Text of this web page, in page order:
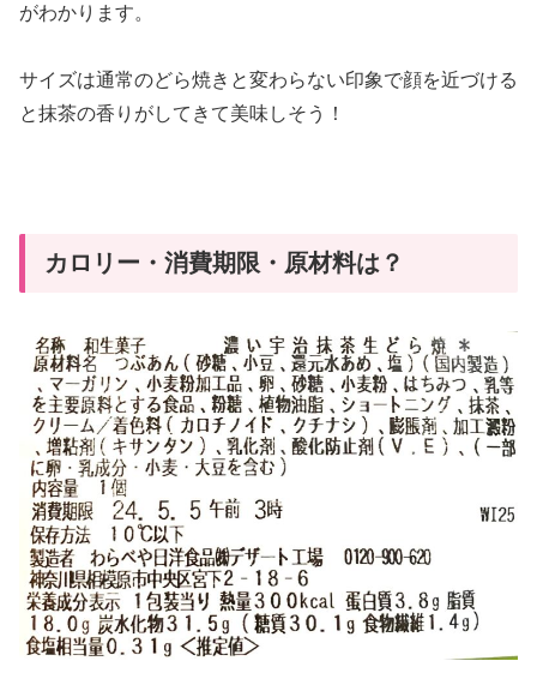
がわかります。
サイズは通常のどら焼きと変わらない印象で顔を近づける
と抹茶の香りがしてきて美味しそう！
カロリー・消費期限・原材料は？